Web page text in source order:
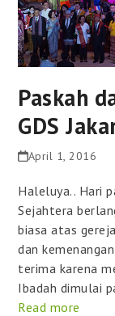
Paskah
GDS
April 1, 2016
Haleluya.. Hari
Sejahtera
biasa atas
dan
terima karena
Ibadah dimulai
Read more